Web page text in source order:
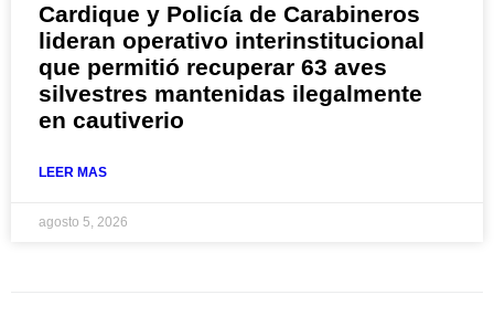
Cardique y Policía de Carabineros
lideran operativo interinstitucional
que permitió recuperar 63 aves
silvestres mantenidas ilegalmente
en cautiverio
LEER MAS
agosto 5, 2026